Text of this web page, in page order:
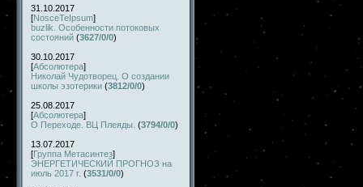
31.10.2017
[NosceTeIpsum]
buzlik. Особенности потоковых
состояний (3627/0/0)
30.10.2017
[Абсолютера]
Николай Чудотворец. О создании
школы эзотерики (3812/0/0)
25.08.2017
[Абсолютера]
О Переходе. ВЦ Плеяды. (3794/0/0)
13.07.2017
[Группа Метасинтез]
ЭНЕРГЕТИЧЕСКИЙ ПРОГНОЗ на
июль 2017 г. (3531/0/0)